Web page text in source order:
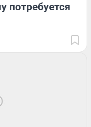
потребуется